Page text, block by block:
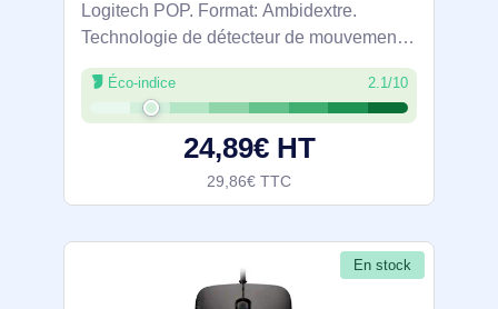
Logitech POP. Format: Ambidextre.
Technologie de détecteur de mouvement:
Optique, Interface de l'appareil: Bluetooth,
Résolution en mouvement: 4000 DPI,
Type de boutons: Boutons poussoirs,
Éco-indice 2.1/10
24,89€ HT
29,86€ TTC
En stock